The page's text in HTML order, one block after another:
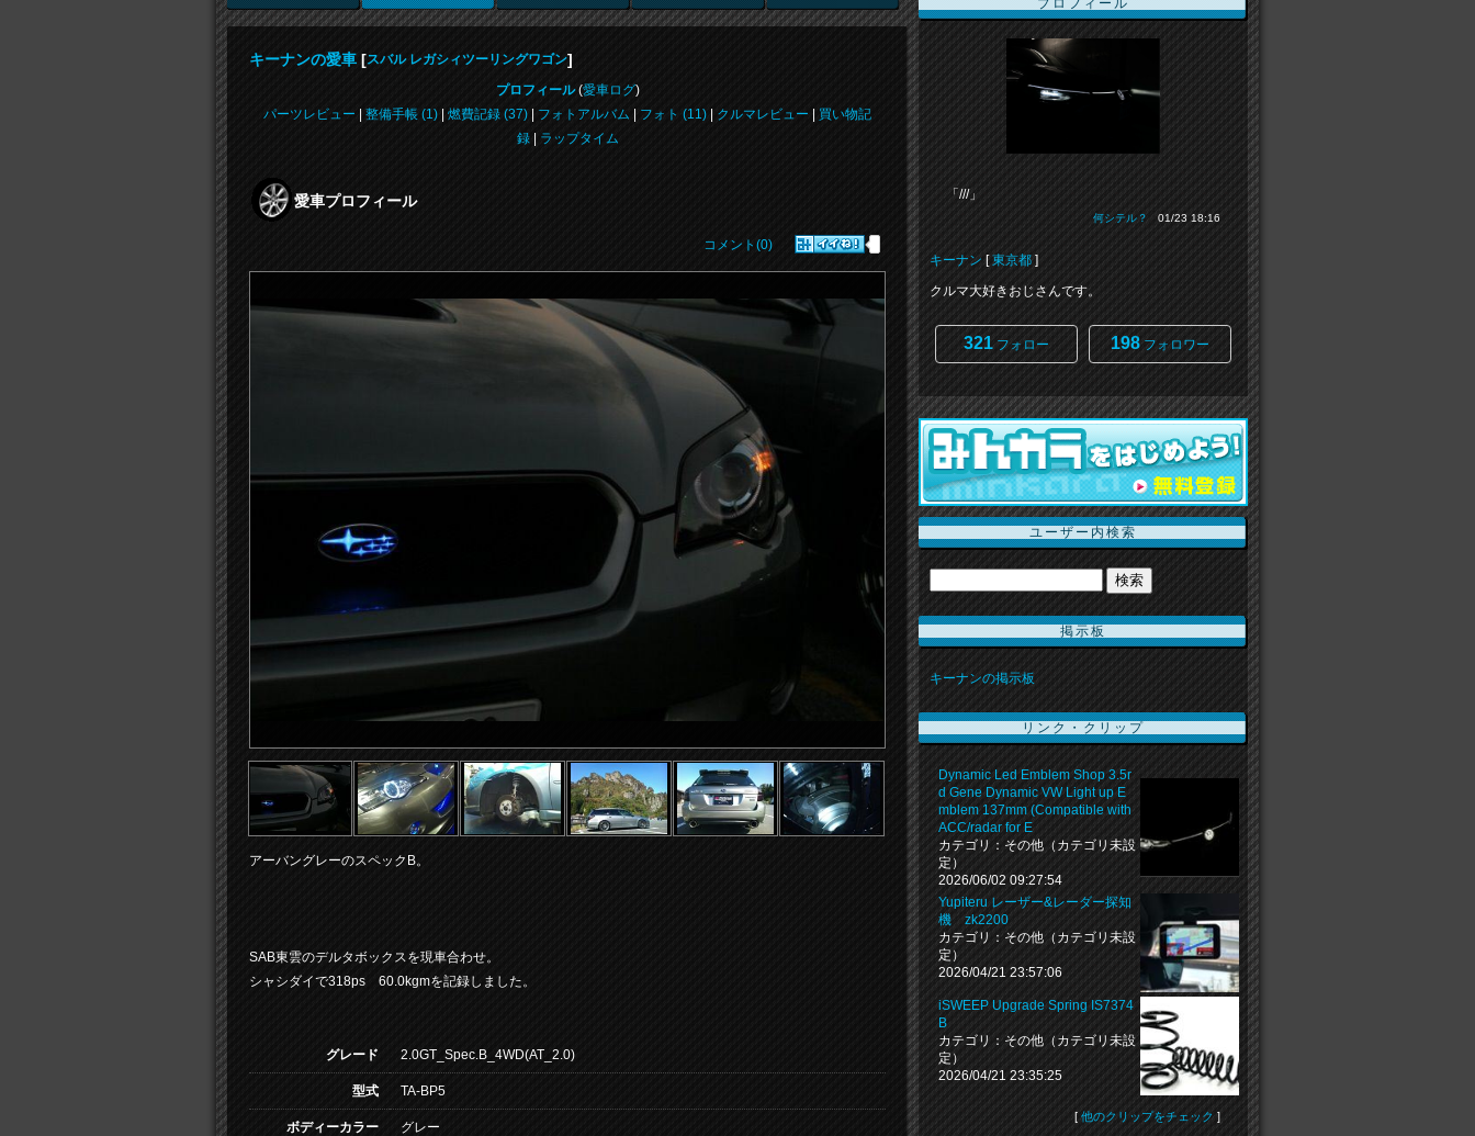
キーナンの愛車 [スバル レガシィツーリングワゴン]
プロフィール(愛車ログ)
パーツレビュー
整備手帳 (1) 燃費記録 (37) フォトアルバム フォト (11) クルマレビュー
買い物記
録| ラップタイム
愛車プロフィール
コメント(0)
アーバングレーのスペックB。
SAB東雲のデルタボックスを現車合わせ。
シャシダイで318ps 60.0kgmを記録しました。
グレード 2.0GT_Spec.B_4WD(AT_2.0)
型式 TA-BP5
ボディーカラー グレー
プロフィール
「///」
何シテル？ 01/23 18:16
キーナン[東京都]
クルマ大好きおじさんです。
321フォロー 198フォロワー
ユーザー内検索
掲示板
キーナンの掲示板
リンク・クリップ
Dynamic Led Emblem Shop 3.5r
d Gene Dynamic VW Light up E
mblem 137mm (Compatible with
ACC/radar for E
カテゴリ：その他（カテゴリ未設
定）
2026/06/02 09:27:54
Yupiteru レーザー&レーダー探知
機 zk2200
カテゴリ：その他（カテゴリ未設
定）
2026/04/21 23:57:06
iSWEEP Upgrade Spring IS7374
B
カテゴリ：その他（カテゴリ未設
定）
2026/04/21 23:35:25
[他のクリップをチェック ]